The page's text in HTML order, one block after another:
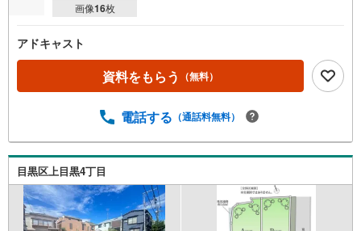
画像16枚
アドキャスト
資料をもらう （無料）
電話する （通話料無料）
目黒区上目黒4丁目